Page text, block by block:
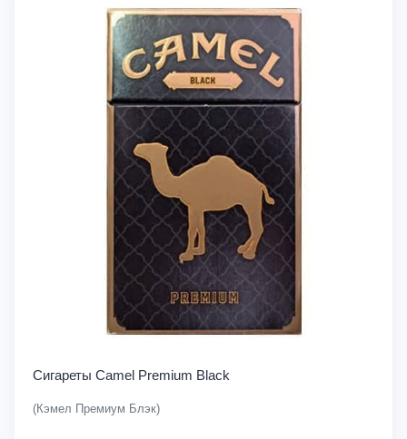
Сигареты Camel Premium Black
(Кэмел Премиум Блэк)